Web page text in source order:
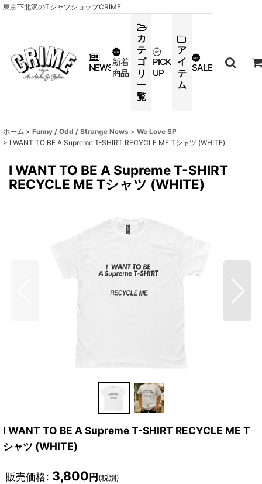
東京下北沢のTシャツショップCRIME
NEWS新着
商品
カ
テ
ゴ
リ
一
覧
PICK
UP
ア
イ
テ
ム
SALE
ホーム > Funny / Odd / Strange News > We Love SP
> I WANT TO BE A Supreme T-SHIRT RECYCLE ME Tシャツ (WHITE)
I WANT TO BE A Supreme T-SHIRT
RECYCLE ME Tシャツ (WHITE)
I WANT TO BE A Supreme T-SHIRT RECYCLE ME T
シャツ (WHITE)
販売価格: 3,800 円 (税別)